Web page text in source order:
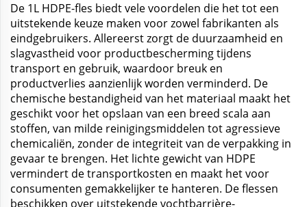
De 1L HDPE-fles biedt vele voordelen die het tot een
uitstekende keuze maken voor zowel fabrikanten als
eindgebruikers. Allereerst zorgt de duurzaamheid en
slagvastheid voor productbescherming tijdens
transport en gebruik, waardoor breuk en
productverlies aanzienlijk worden verminderd. De
chemische bestandigheid van het materiaal maakt het
geschikt voor het opslaan van een breed scala aan
stoffen, van milde reinigingsmiddelen tot agressieve
chemicaliën, zonder de integriteit van de verpakking in
gevaar te brengen. Het lichte gewicht van HDPE
vermindert de transportkosten en maakt het voor
consumenten gemakkelijker te hanteren. De flessen
beschikken over uitstekende vochtbarrière-